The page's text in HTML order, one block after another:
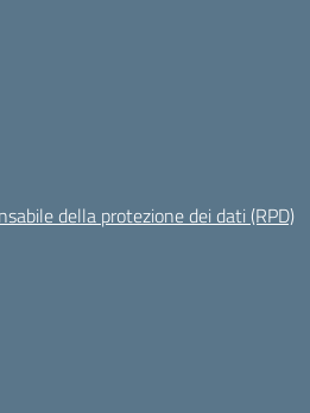
della protezione dei dati (RPD)